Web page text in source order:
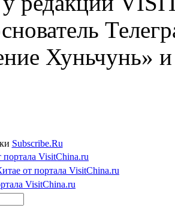
Хуньчунь»
Subscribe.Ru
VisitChina.ru
от портала VisitChina.ru
VisitChina.ru